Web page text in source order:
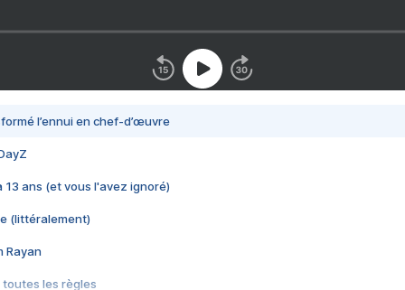
l’ennui en chef-d’œuvre
13 ans (et vous l'avez ignoré)
(littéralement)
Rayan
toutes les règles